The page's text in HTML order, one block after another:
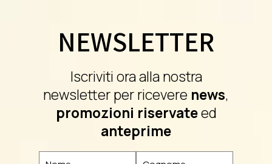
NEWSLETTER
Iscriviti ora alla nostra
newsletter per ricevere news,
promozioni riservateed
anteprime